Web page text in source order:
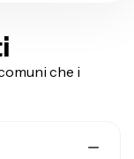
che i